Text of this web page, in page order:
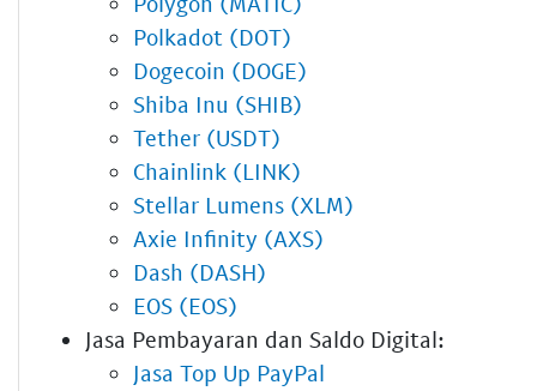
Polkadot (DOT)
Dogecoin (DOGE)
Shiba Inu (SHIB)
Tether (USDT)
Chainlink (LINK)
Stellar Lumens (XLM)
Axie Infinity (AXS)
Dash (DASH)
EOS (EOS)
Jasa Pembayaran dan Saldo Digital:
Jasa Top Up PayPal